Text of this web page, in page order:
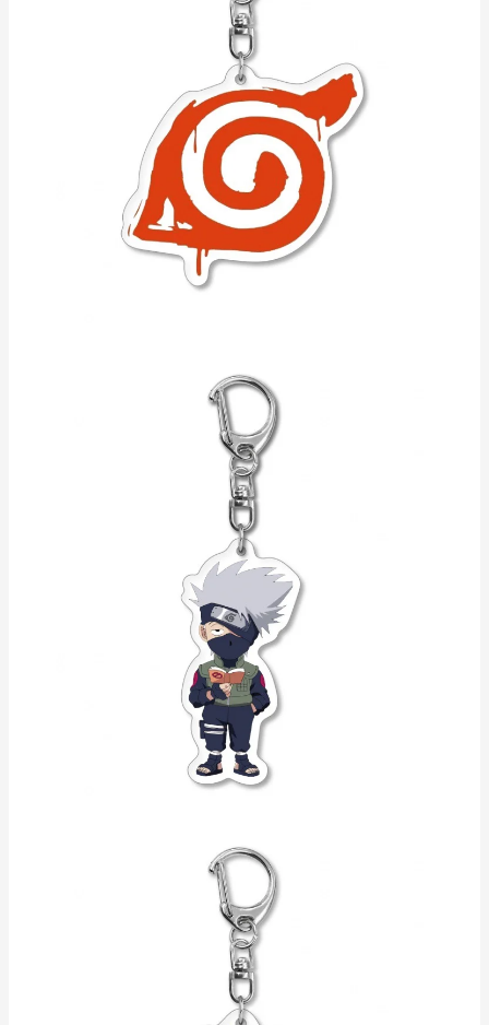
5 LÝ DO BẠN NÊN MUA NGAY:
1️⃣ Bộ đôi hoàn hảo cho fan Naruto
2️⃣ Thiết kế tinh xảo từng chi tiết
3️⃣ Chất liệu an toàn, bền đẹp
4️⃣ Tiện lợi mang theo mọi nơi
5️⃣ Quà tặng ý nghĩa cho bạn bè
CÁCH SỬ DỤNG ĐA NĂNG:
✔ Treo chìa khóa xe, cửa
✔ Trang trí balo, túi xách
✔ Sưu tập cùng các phụ kiện anime khác
#MocKhoaNaruto #NarutoSasuke #PhuKienAnime #LangLa
bao giờ đứt" - Hãy để bộ móc khóa này minh chứng cho tình bạn
• Sản phẩm dành cho từ 5 tuổi trở lên